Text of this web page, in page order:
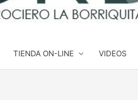
TIENDA ON-LINE VIDEOS